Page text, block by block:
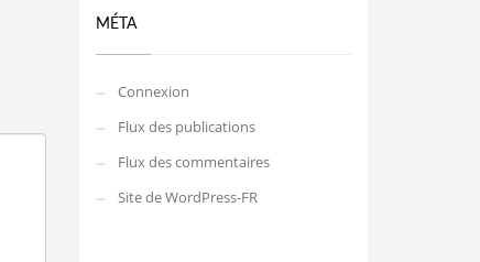
MÉTA
Connexion
Flux des publications
Flux des commentaires
Site de WordPress-FR